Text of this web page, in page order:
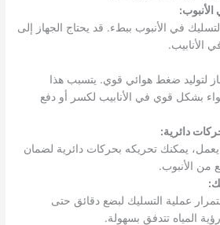
في الأنبوب ببطء. قد يحتاج الجهاز إلى
الأنابيب.
لتوليد ضغط هوائي قوي. يتسبب هذا
بشكل قوي في الأنابيب لكسر أو دفع
دائرية:
يمكنك تحريكه بحركات دائرية لضمان
من الأنبوب.
عملية التسليك لبضع دقائق حتى
المياه تتدفق بسهولة.